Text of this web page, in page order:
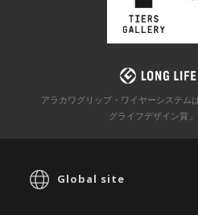
アラカワグリップ・ワイヤーシステム
グライフデザイン賞
Global site